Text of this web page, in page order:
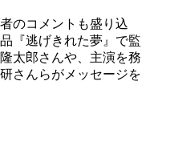
のコメントも盛り込
『逃げきれた夢』で監
太郎さんや、主演を務
さんらがメッセージを